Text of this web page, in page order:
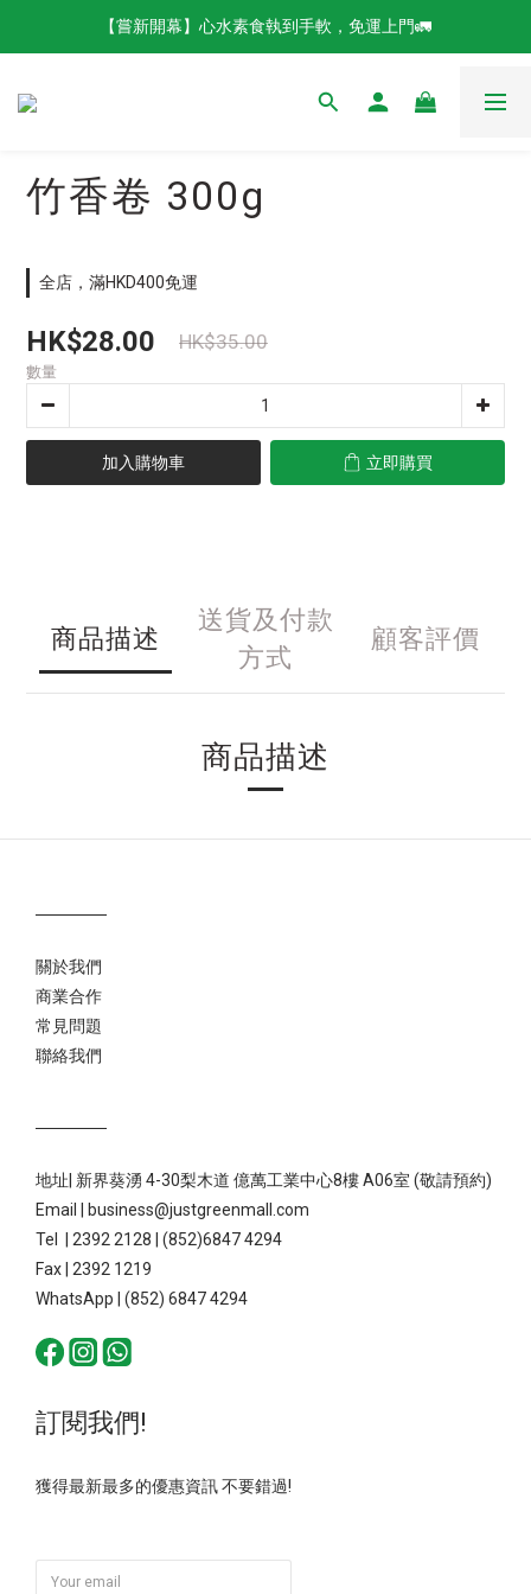
【嘗新開幕】心水素食執到手軟，免運上門🚛
竹香卷 300g
全店，滿HKD400免運
HK$28.00 HK$35.00
數量
加入購物車 立即購買
商品描述
送貨及付款
方式
顧客評價
商品描述
關於我們
商業合作
常見問題
聯絡我們
地址| 新界葵湧 4-30梨木道 億萬工業中心8樓 A06室 (敬請預約)
Email | business@justgreenmall.com
Tel | 2392 2128 | (852)6847 4294
Fax | 2392 1219
WhatsApp | (852) 6847 4294
訂閱我們!
獲得最新最多的優惠資訊 不要錯過!